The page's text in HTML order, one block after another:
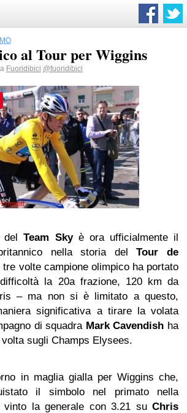
al Tour per Wiggins
Fuoridibici @fuoridibici
delTeam Skyè ora ufficialmente il
nella storia del Tour de
tre volte campione olimpico ha portato
la 20a frazione, 120 km da
– ma non si è limitato a questo,
significativa a tirare la volata
di squadra Mark Cavendish ha
sugli Champs Elysees.
in maglia gialla per Wiggins che,
il simbolo nel primato nella
vinto la generale con 3.21 su Chris